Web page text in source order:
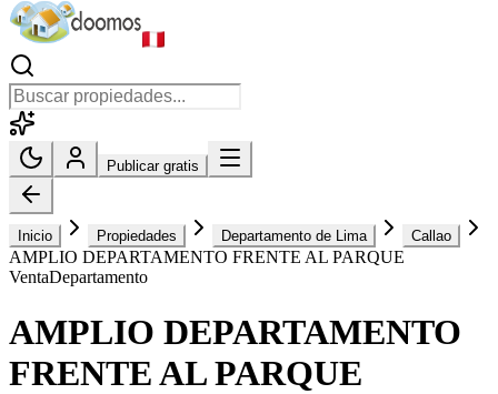
Publicar gratis
Inicio Propiedades Departamento de Lima Callao
AMPLIO DEPARTAMENTO FRENTE AL PARQUE
VentaDepartamento
AMPLIO DEPARTAMENTO
FRENTE AL PARQUE